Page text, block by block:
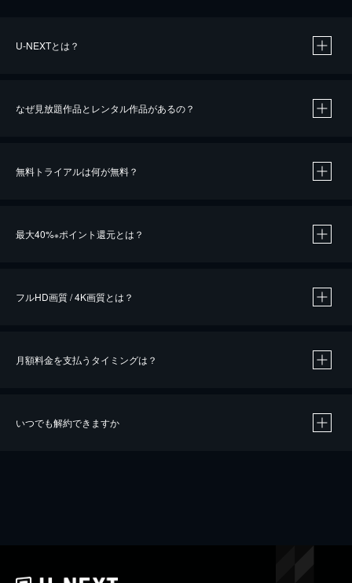
U-NEXTとは？
なぜ見放題作品とレンタル作品があるの？
無料トライアルは何が無料？
最大40%※ポイント還元とは？
※40％ポイント還元の対象は、クレジットカード決済による作品の購入 / レンタルです。
iOSアプリのUコイン決済による作品の購入 / レンタルは、20％のポイント還元です。
フルHD画質 / 4K画質とは？
月額料金を支払うタイミングは？
いつでも解約できますか